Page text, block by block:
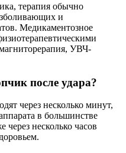
терапия обычно
и
Медикаментозное
УВЧ-
после удара?
через несколько минут,
в большинстве
несколько часов